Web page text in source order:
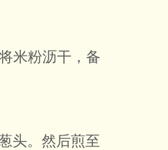
米粉沥干，备
头。然后煎至